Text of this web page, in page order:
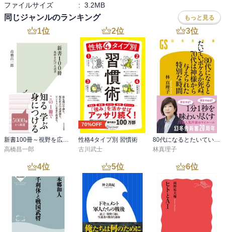
ようにバイブス満タンのフリートークがたくさん収録されている。
そこで大事なのは、正しさではなく二人が放つ見立ての数々がいか
にオモシロいかだ。個人的に一番納得したのは映画に対する解離性
の話だった。菊地氏はそれを「アイス」と呼んでいて、家族の団欒
で映画見ているとき、父親だけが話についていけず家族にうざがら
れる。そして一人でアイスをなめる速度が速くなる。つまり、話に
ついていけず、画面からの情報に対して解離を起こしてしまう。コ
ロナ禍以降、映画が全然見れなくなっているのだけど、「解離」と
いうワードはまさしくそのとおりだと感じた。集中力がもたず、情
報についていく気が失せてしまう。しかし、本著の中で語られてい
る映画の話をたくさん読んだことで、映画に対するモチベーション
が戻ったような気がするので、少しずつリハビリしていきたい。
本当にいろんな話が載っている中、全体を通底するのは坂本龍一
の不在だ。二人ともジャズやポップスについてよく話しているが、
一見して影響の見えない坂本龍一が残したレガシーの大きさが伝わ
ってくる。それはわかりやすい正史ではなく、アカデミズムとの接
続やパーソナルな体験の話が中心で、こういう話を読める媒体がど
んどん無くなっていることに気付かされる。当然、Youtubeやポッド
キャストが雑誌的なものの代替メディアとして存在していることは
理解しているが、活字中毒者としてはこういった文字媒体は、いつ
ファイルサイズ
: 3.2MB
同じジャンルのランキング もっと見る
1位
新書100冊～視野を広げる読書～
高橋昌一郎
2位
70%OFF
性格4タイプ別 習慣術
古川武士
3位
80代になるとたいていボケるか死ぬ。70代は神様から与えられた特別な時間
林真理子
4位 5位 6位